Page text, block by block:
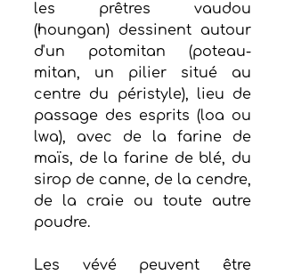
les prêtres vaudou
(houngan) dessinent autour
d'un potomitan (poteau-
mitan, un pilier situé au
centre du péristyle), lieu de
passage des esprits (loa ou
lwa), avec de la farine de
maïs, de la farine de blé, du
sirop de canne, de la cendre,
de la craie ou toute autre
poudre.
Les vévé peuvent être